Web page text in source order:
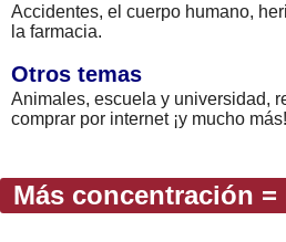
Accidentes, el cuerpo humano,
la farmacia.
Otros temas
Animales, escuela y universidad,
comprar por internet ¡y mucho más!
Más concentración